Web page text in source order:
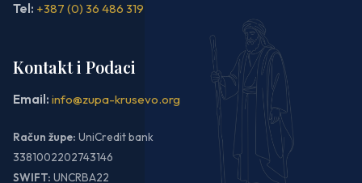
Tel: +387 (0) 36 486 319
Kontakt i Podaci
Email: info@zupa-krusevo.org
Račun župe: UniCredit bank
3381002202743146
SWIFT: UNCRBA22